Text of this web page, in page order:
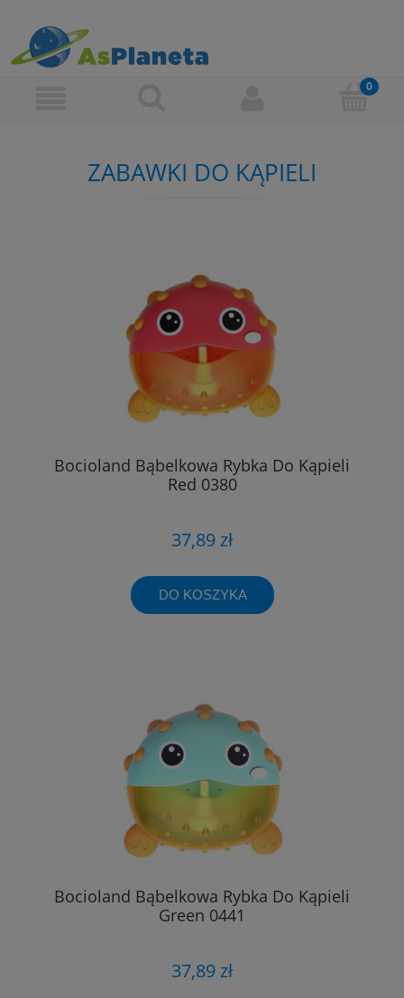
ZABAWKI DO KĄPIELI
Bocioland Bąbelkowa Rybka Do Kąpieli
Red 0380
37,89 zł
DO KOSZYKA
Bocioland Bąbelkowa Rybka Do Kąpieli
Green 0441
37,89 zł